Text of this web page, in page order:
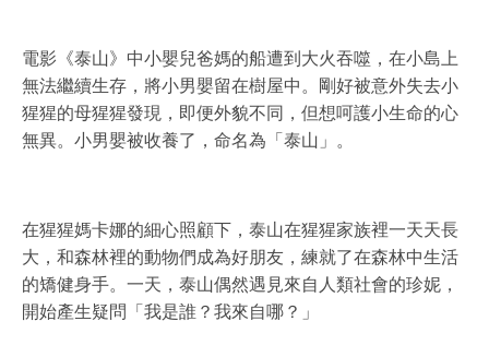
電影《泰山》中小嬰兒爸媽的船遭到大火吞噬，在小島上
無法繼續生存，將小男嬰留在樹屋中。剛好被意外失去小
猩猩的母猩猩發現，即便外貌不同，但想呵護小生命的心
無異。小男嬰被收養了，命名為「泰山」。
在猩猩媽卡娜的細心照顧下，泰山在猩猩家族裡一天天長
大，和森林裡的動物們成為好朋友，練就了在森林中生活
的矯健身手。一天，泰山偶然遇見來自人類社會的珍妮，
開始產生疑問「我是誰？我來自哪？」